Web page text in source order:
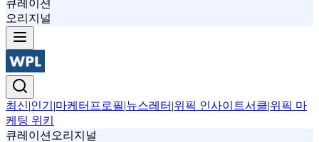
큐레이션
오리지널
최신|인기 |마케터프로필|뉴스레터 |위픽 인사이트서클|위픽 마
케팅 위키
큐레이션 오리지널